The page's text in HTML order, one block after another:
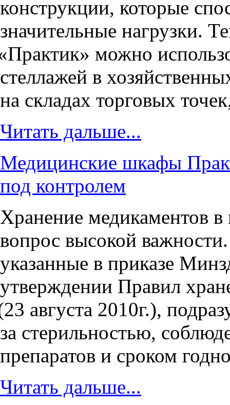
конструкции, которые
значительные нагрузки.
Практик» можно
стеллажей в
на складах торговых
Читать дальше...
Медицинские шкафы
под контролем
Хранение медикаментов
вопрос высокой
указанные в приказе
утверждении Правил
августа 2010г.),
за стерильностью,
препаратов и сроком
Читать дальше...